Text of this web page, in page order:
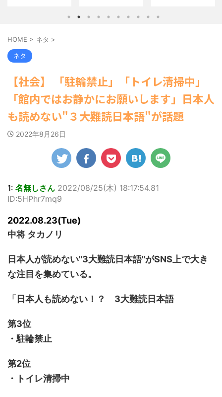
願が死ぬほど / 気になるニュースまと
めアンテナ
(8/29 00:00)
【モバマスSS】志希「苺の美味し
い食べ方。そして雪美と食べる... / 気
00:00)
【速報】スプラトゥーン公式、謝
罪 / 気になるニュースまとめアンテナ
(8/28 23:50)
Powered by livedoor 相互
ゅーすなう！ まとめアンテナ
すなう！ まとめアンテナ (7/30
勇気を出して白人美女にチン凸し
たアジア人短小男♂、爆笑されて... /
にゅーすなう！ まとめアンテナ
(7/30 22:06)
ゅーすなう！ まとめアンテナ
21:56)
Powered by livedoor 相互
HKT48の田中美久
さんは4月8日、自
身のInstagramを更
があらわになった
ビキニ姿を披露し
ました。 「素敵
ーで綺麗」 田中さ
絵文字と共に、自
しました。 黒っぽ
いビキニを着用し
り、大人っぽい表
情を見せる姿で
す。 あらわになっ
った腹筋など、美
しいボディがとて
もセクシーです
クロショット ...
2023/04/01(土)
イト『ヤングアニ
マルWeb』のグラ
ビアに初登場し
ボディを武器に、
トが掲載されてお
り、ボディライン
クシーニット姿の
カットから、笑顔
http://www.rbbto
da ...
「OS☆K」の南み
ゆかさんが、6月
20日発売のマンガ
ガジン」（講談
日生まれの16歳。
今年2月に同誌の表
も再登場した。
HOME > ネタ >
ネタ
【社会】 「駐輪禁止」「トイレ清掃中」
「館内ではお静かにお願いします」日本人
も読めない"３大難読日本語"が話題
2022年8月26日
1: 名無しさん 2022/08/25(木) 18:17:54.81
ID:5HPhr7mq9
2022.08.23(Tue)
中将 タカノリ
日本人が読めない"3大難読日本語"がSNS上で大き
な注目を集めている。
「日本人も読めない！？ 3大難読日本語
第3位
・駐輪禁止
第2位
・トイレ清掃中